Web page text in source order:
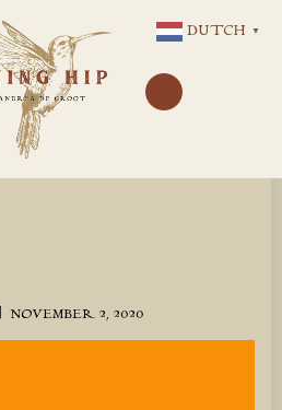
NAAR
DE
INHOUD
NOVEMBER 2, 2020
DUTCH ▼